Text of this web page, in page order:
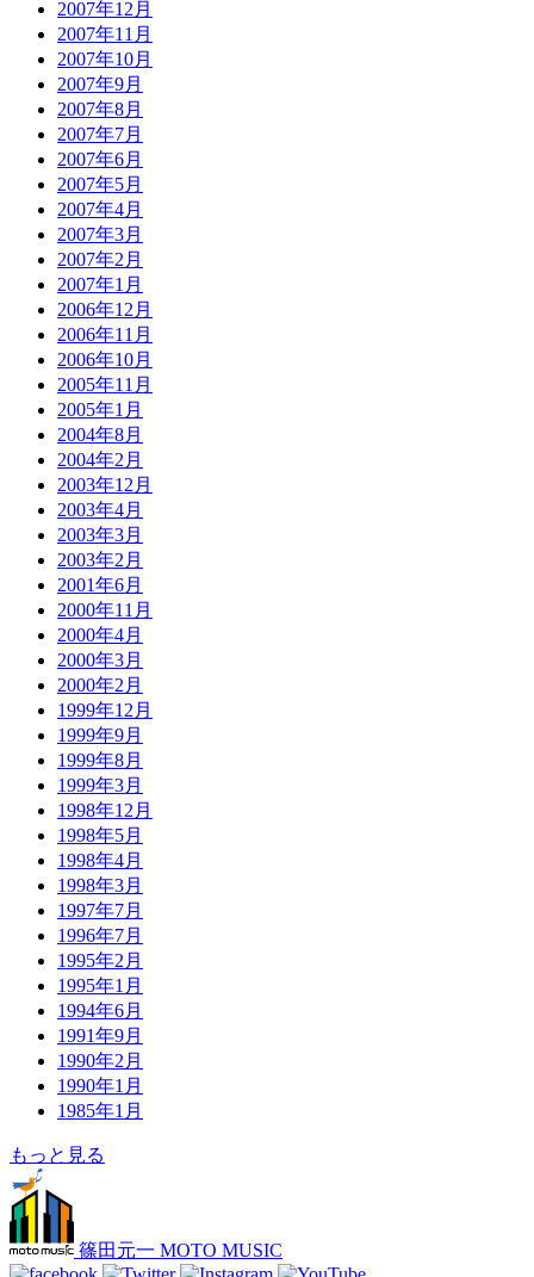
2007年12月
2007年11月
2007年10月
2007年9月
2007年8月
2007年7月
2007年6月
2007年5月
2007年4月
2007年3月
2007年2月
2007年1月
2006年12月
2006年11月
2006年10月
2005年11月
2005年1月
2004年8月
2004年2月
2003年12月
2003年4月
2003年3月
2003年2月
2001年6月
2000年11月
2000年4月
2000年3月
2000年2月
1999年12月
1999年9月
1999年8月
1999年3月
1998年12月
1998年5月
1998年4月
1998年3月
1997年7月
1996年7月
1995年2月
1995年1月
1994年6月
1991年9月
1990年2月
1990年1月
1985年1月
もっと見る
篠田元一 MOTO MUSIC